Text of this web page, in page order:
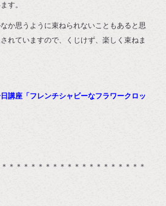
す。
か思うように束ねられないこともあると思
れていますので、くじけず、楽しく束ねま
講座「フレンチシャビーなフラワークロッ
＊＊＊＊＊＊＊＊＊＊＊＊＊＊＊＊＊＊＊